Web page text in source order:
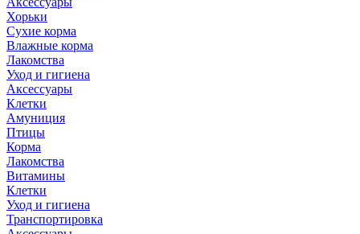
Хорьки
Сухие корма
Влажные корма
Лакомства
Уход и гигиена
Аксессуары
Клетки
Амуниция
Птицы
Корма
Лакомства
Витамины
Клетки
Уход и гигиена
Транспортировка